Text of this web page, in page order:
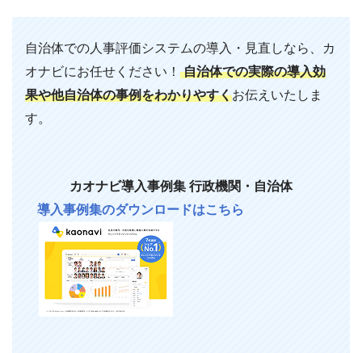
自治体での人事評価システムの導入・見直しなら、カ
オナビにお任せください！ 自治体での実際の導入効
果や他自治体の事例をわかりやすくお伝えいたしま
す。
カオナビ導入事例集 行政機関・自治体
導入事例集のダウンロードはこちら